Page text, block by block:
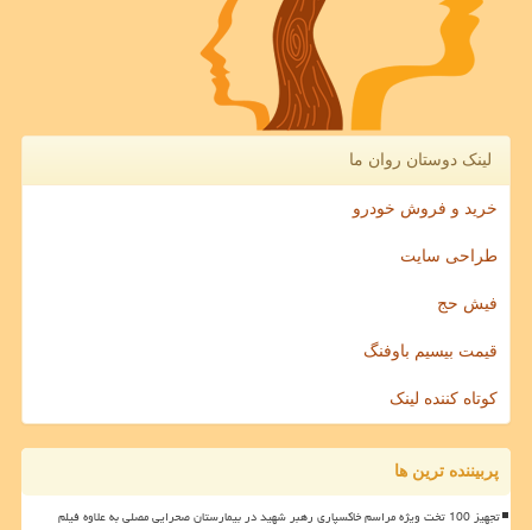
لینک دوستان روان ما
خرید و فروش خودرو
طراحی سایت
فیش حج
قیمت بیسیم باوفنگ
کوتاه کننده لینک
پربیننده ترین ها
تجهیز 100 تخت ویژه مراسم خاکسپاری رهبر شهید در بیمارستان صحرایی مصلی به علاوه فیلم